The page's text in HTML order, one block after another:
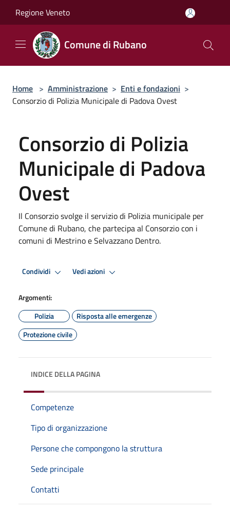
Regione Veneto
Comune di Rubano
Home > Amministrazione > Enti e fondazioni >
Consorzio di Polizia Municipale di Padova Ovest
Consorzio di Polizia
Municipale di Padova
Ovest
Il Consorzio svolge il servizio di Polizia municipale per
Comune di Rubano, che partecipa al Consorzio con i
comuni di Mestrino e Selvazzano Dentro.
Condividi Vedi azioni
Argomenti:
Polizia
Risposta alle emergenze
Protezione civile
INDICE DELLA PAGINA
Competenze
Tipo di organizzazione
Persone che compongono la struttura
Sede principale
Contatti